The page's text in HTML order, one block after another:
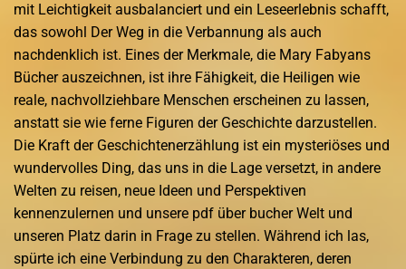
mit Leichtigkeit ausbalanciert und ein Leseerlebnis schafft,
das sowohl Der Weg in die Verbannung als auch
nachdenklich ist. Eines der Merkmale, die Mary Fabyans
Bücher auszeichnen, ist ihre Fähigkeit, die Heiligen wie
reale, nachvollziehbare Menschen erscheinen zu lassen,
anstatt sie wie ferne Figuren der Geschichte darzustellen.
Die Kraft der Geschichtenerzählung ist ein mysteriöses und
wundervolles Ding, das uns in die Lage versetzt, in andere
Welten zu reisen, neue Ideen und Perspektiven
kennenzulernen und unsere pdf über bucher Welt und
unseren Platz darin in Frage zu stellen. Während ich las,
spürte ich eine Verbindung zu den Charakteren, deren